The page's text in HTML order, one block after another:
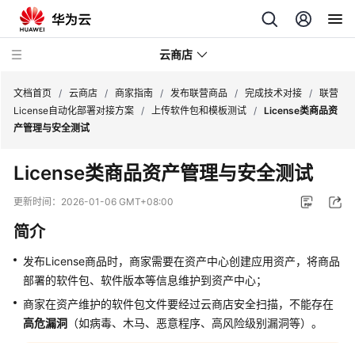
云商店
店
介
户
指
南
文档首页 / 云商店 / 商家指南 / 发布联营商品 / 完成技术对接 / 联营
License自动化部署对接方案 / 上传软件包和模板测试 / License类商品资
产管理与安全测试
License类商品资产管理与安全测试
更新时间： 2026-01-06 GMT+08:00
简介
发布License商品时，商家需要在资产中心创建应用资产，将商品
部署的软件包、软件版本等信息维护到资产中心；
商家在资产维护的软件包文件要经过云商店安全扫描，不能存在
高危漏洞 （如病毒、木马、恶意程序、高风险级别漏洞等）。